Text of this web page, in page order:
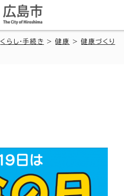
くらし・手続き >健康 >健康づくり